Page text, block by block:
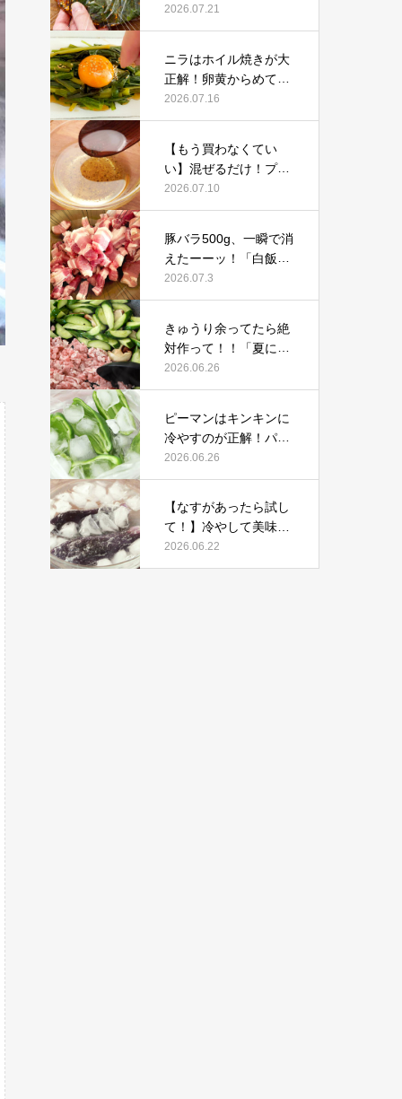
止まらん」漬けるだけ
の感動レシピ
2026.07.21
ニラはホイル焼きが大
正解！卵黄からめて
「ウマすぎる」トース
ターで作る絶品レシピ
2026.07.16
【もう買わなくてい
い】混ぜるだけ！プロ
考案の「フレンチドレ
ッシング」感動レシピ
2026.07.10
豚バラ500g、一瞬で消
えたーーッ！「白飯が
止まらん」フライパン
ひとつの感動レシピ
2026.07.3
きゅうり余ってたら絶
対作って！！「夏にぴ
ったり」炒めるだけの
感動おかず
2026.06.26
ピーマンはキンキンに
冷やすのが正解！パリ
パリ食感やみつき「豚
しゃぶ生ピーマン」
2026.06.26
【なすがあったら試し
て！】冷やして美味し
い＆レンジで絶品「や
みつきよだれナス」
2026.06.22